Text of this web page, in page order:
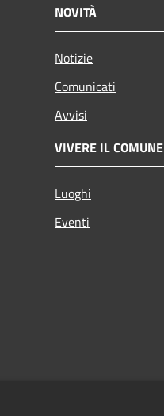
NOVITÀ
Notizie
Comunicati
Avvisi
VIVERE IL COMUNE
Luoghi
Eventi